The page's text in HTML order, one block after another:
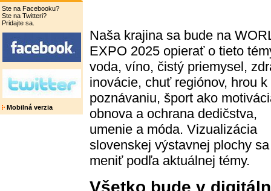
Ste na Facebooku?
Ste na Twitteri?
Pridajte sa.
Mobilná verzia
Naša krajina sa bude na
EXPO 2025 opierať o tieto
voda, víno, čistý priemysel,
inovácie, chuť regiónov, hrou k
poznávaniu, šport ako
obnova a ochrana dedičstva,
umenie a móda. Vizualizácia
slovenskej výstavnej plochy
meniť podľa aktuálnej témy.